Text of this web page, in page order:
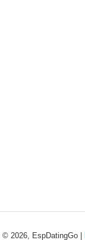
© 2026, EspDatingGo |